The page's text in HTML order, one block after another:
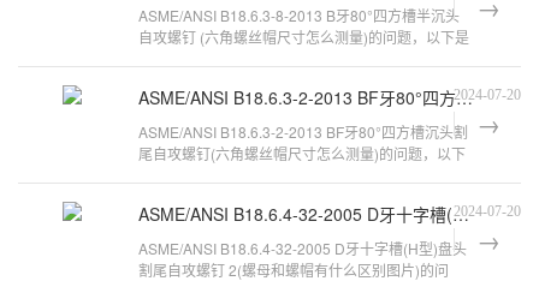
ASME/ANSI B18.6.3-8-2013 B牙80°四方槽半沉头
自攻螺钉 (六角螺丝帽尺寸怎么测量)的问题，以下是
ASME/ANSI B18.6.3-2-2013 BF牙80°四方槽沉头割尾自攻螺钉
2024-07-20
ASME/ANSI B18.6.3-2-2013 BF牙80°四方槽沉头割
尾自攻螺钉(六角螺丝帽尺寸怎么测量)的问题，以下
ASME/ANSI B18.6.4-32-2005 D牙十字槽(H型)盘头割尾自攻螺钉 2
2024-07-20
ASME/ANSI B18.6.4-32-2005 D牙十字槽(H型)盘头
割尾自攻螺钉 2(螺母和螺帽有什么区别图片)的问